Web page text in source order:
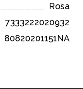
Rosa
7333222020932
80820201151NA